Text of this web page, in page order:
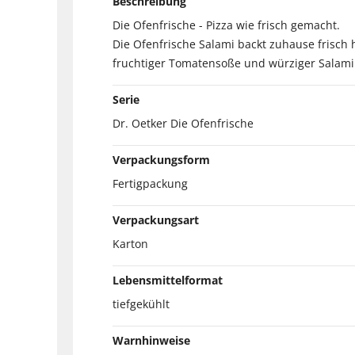
Die Ofenfrische - Pizza wie frisch gemacht.
Die Ofenfrische Salami backt zuhause
fruchtiger Tomatensoße und würziger
Serie
Dr. Oetker Die Ofenfrische
Verpackungsform
Fertigpackung
Verpackungsart
Karton
Lebensmittelformat
tiefgekühlt
Warnhinweise